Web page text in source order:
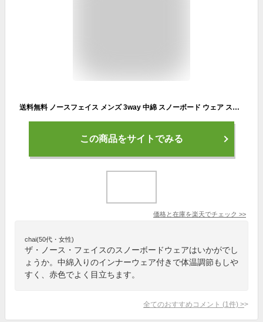
送料無料 ノースフェイス メンズ 3way 中綿 スノーボード ウェア スキー THE NORTH FACE スノーバード トリクライメイト ジャケット Snowbird Triclamete Jacket レッド系 NS62310 25%off
この商品をサイトでみる
価格と在庫を楽天でチェック >>
chai(50代・女性)
ザ・ノース・フェイスのスノーボードウェアはいかがでし
ょうか。中綿入りのインナーウェア付きで体温調節もしや
すく、赤色でよく目立ちます。
全てのおすすめコメント (1 件) >